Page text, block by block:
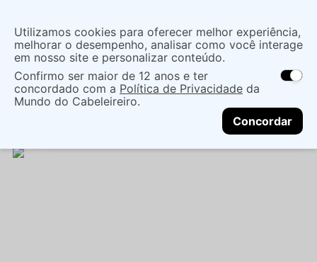
localização
As ofertas e opções de entrega variam de
acordo com a região.Não sei meu CEP
CONTINUAR
O que você procura?
Cuidados com o Corpo Sabonete
Barra
SABONETE BARRA PLUSH FLOR LARANJEIRA 180G
Utilizamos cookies para oferecer melhor experiência,
melhorar o desempenho, analisar como você interage
em nosso site e personalizar conteúdo.
Confirmo ser maior de 12 anos e ter
concordado com a Política de Privacidade da
Mundo do Cabeleireiro.
Concordar